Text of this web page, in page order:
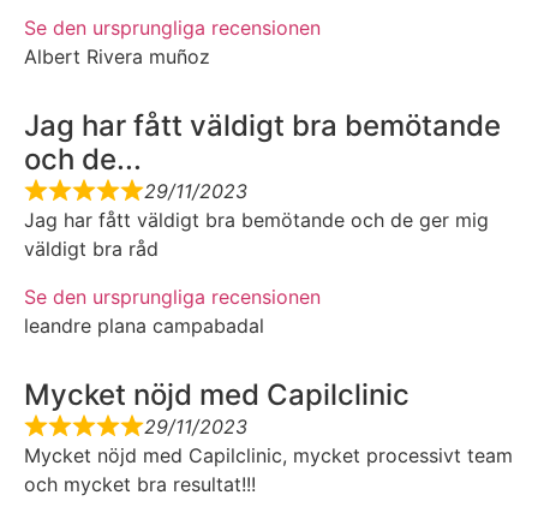
Se den ursprungliga recensionen
Albert Rivera muñoz
Jag har fått väldigt bra bemötande
och de...
29/11/2023
Jag har fått väldigt bra bemötande och de ger mig
väldigt bra råd
Se den ursprungliga recensionen
leandre plana campabadal
Mycket nöjd med Capilclinic
29/11/2023
Mycket nöjd med Capilclinic, mycket processivt team
och mycket bra resultat!!!